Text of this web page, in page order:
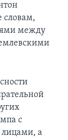
словам,
между
с
а